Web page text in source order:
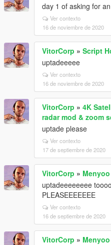
day 1 of asking for
Ver contexto
16 de noviembre de 2020
VitorCorp » Script
uptadeeeee
Ver contexto
16 de noviembre de 2020
VitorCorp » 4K
radar mod & zoom
uptade please
Ver contexto
17 de septiembre de 2020
VitorCorp » Menyoo
uptadeeeeeeee
PLEASEEEEEEE
Ver contexto
16 de septiembre de 2020
VitorCorp » Menyoo